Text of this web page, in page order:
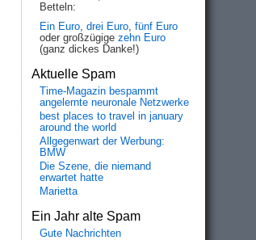
Betteln:
Ein Euro, drei Euro, fünf Euro
oder großzügige zehn Euro
(ganz dickes Danke!)
Aktuelle Spam
Time-Magazin bespammt
angelernte neuronale Netzwerke
best places to travel in january
around the world
Allgegenwart der Werbung:
BMW
Die Szene, die niemand
erwartet hatte
Marietta
Ein Jahr alte Spam
Gute Nachrichten